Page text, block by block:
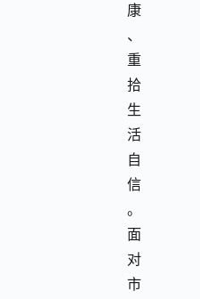
康
、
重
拾
生
活
自
信
。
面
对
市